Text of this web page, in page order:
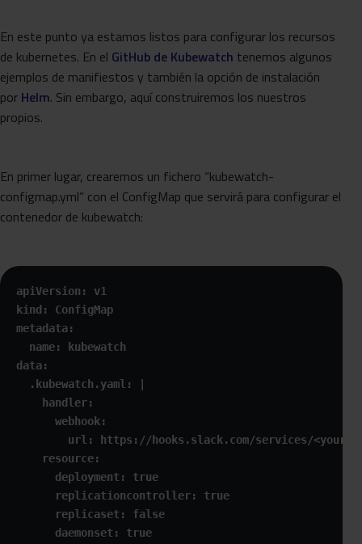
En este punto ya estamos listos para configurar los recursos
de kubernetes. En el GitHub de Kubewatch tenemos algunos
ejemplos de manifiestos y también la opción de instalación
por Helm. Sin embargo, aquí construiremos los nuestros
propios.
En primer lugar, crearemos un fichero “kubewatch-
configmap.yml” con el ConfigMap que servirá para configurar el
contenedor de kubewatch:
apiVersion: v1
kind: ConfigMap
metadata:
  name: kubewatch
data:
  .kubewatch.yaml: |
    handler:
      webhook:
url: https://hooks.slack.com/services/
    resource:
      deployment: true
      replicationcontroller: true
      replicaset: false
      daemonset: true